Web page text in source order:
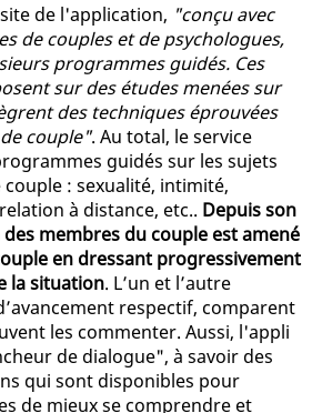
de l'application, "conçu avec
de couples et de psychologues,
programmes guidés. Ces
sur des études menées sur
des techniques éprouvées
couple". Au total, le service
guidés sur les sujets
couple : sexualité, intimité,
à distance, etc.. Depuis son
membres du couple est amené
en dressant progressivement
la situation. L’un et l’autre
respectif, comparent
les commenter. Aussi, l'appli
de dialogue", à savoir des
qui sont disponibles pour
de mieux se comprendre et